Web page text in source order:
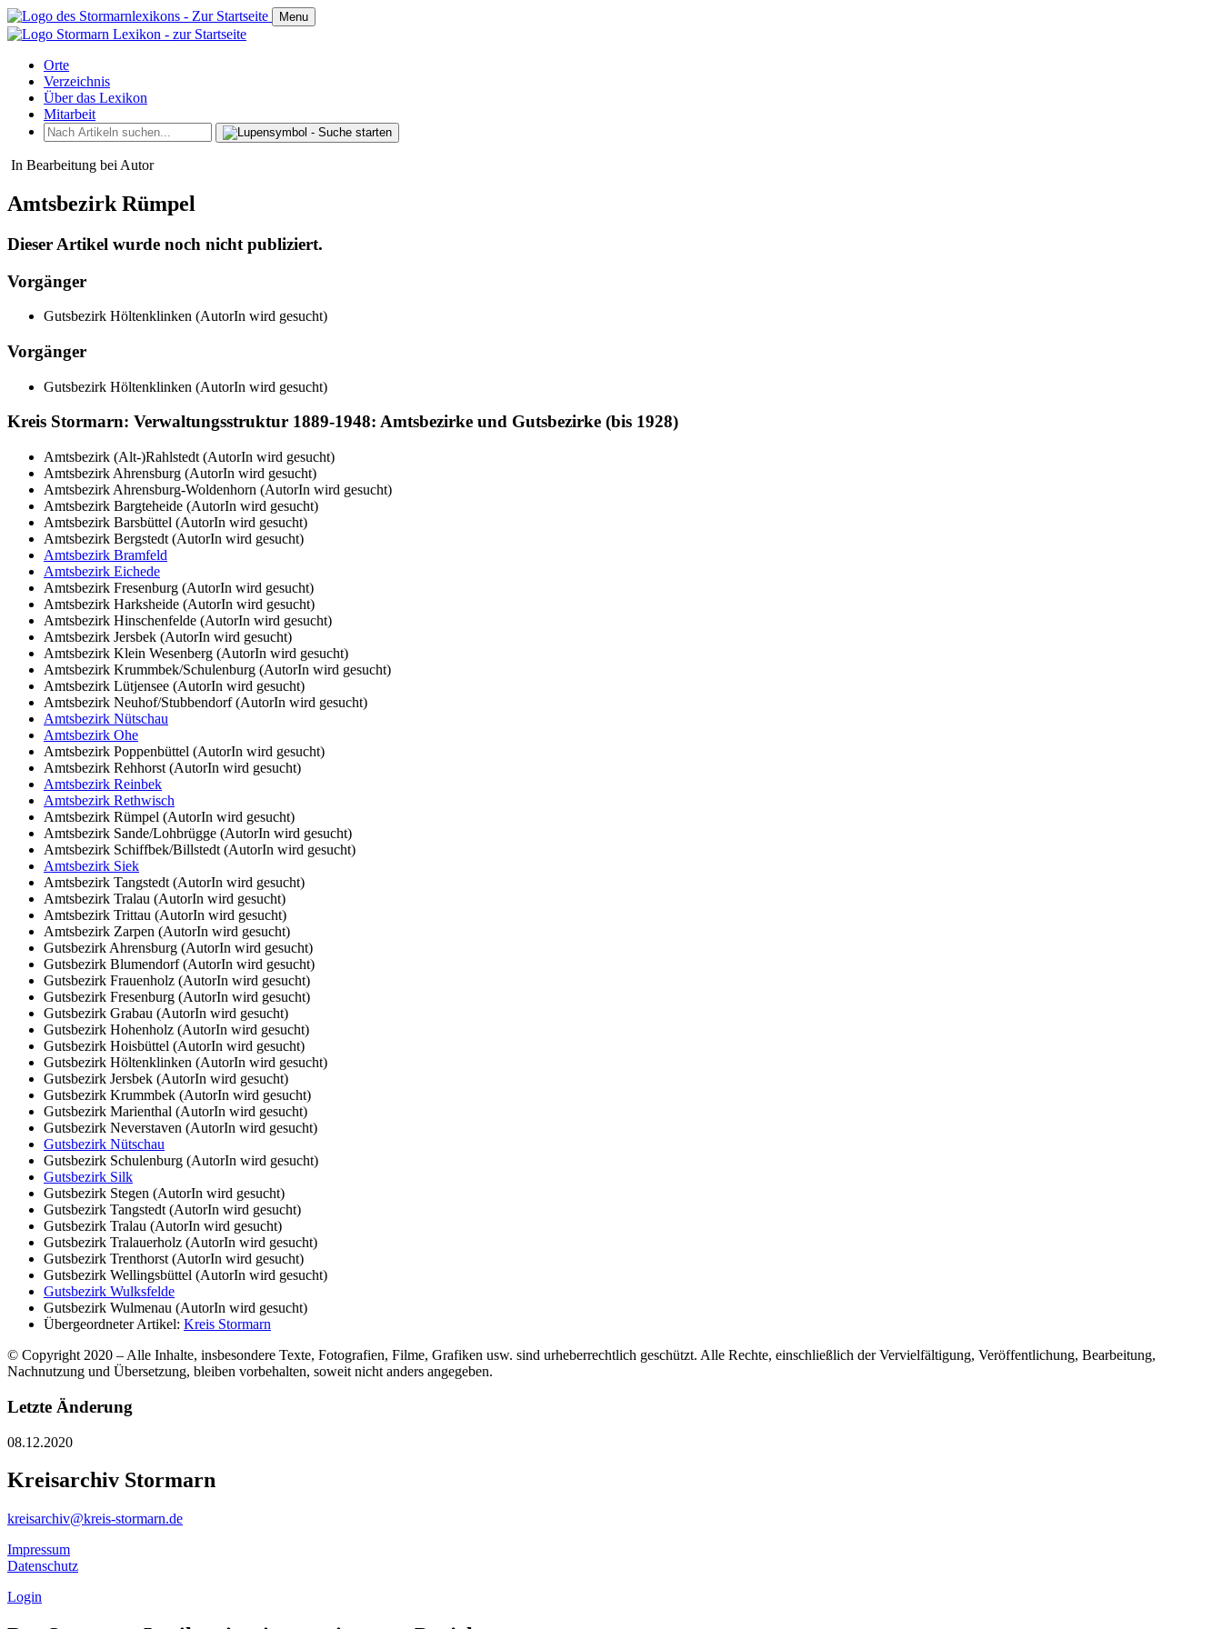
Menu
Orte
Verzeichnis
Über das Lexikon
Mitarbeit
In Bearbeitung bei Autor
Amtsbezirk Rümpel
Dieser Artikel wurde noch nicht publiziert.
Vorgänger
Gutsbezirk Höltenklinken (AutorIn wird gesucht)
Vorgänger
Gutsbezirk Höltenklinken (AutorIn wird gesucht)
Kreis Stormarn: Verwaltungsstruktur 1889-1948: Amtsbezirke und Gutsbezirke (bis 1928)
Amtsbezirk (Alt-)Rahlstedt (AutorIn wird gesucht)
Amtsbezirk Ahrensburg (AutorIn wird gesucht)
Amtsbezirk Ahrensburg-Woldenhorn (AutorIn wird gesucht)
Amtsbezirk Bargteheide (AutorIn wird gesucht)
Amtsbezirk Barsbüttel (AutorIn wird gesucht)
Amtsbezirk Bergstedt (AutorIn wird gesucht)
Amtsbezirk Bramfeld
Amtsbezirk Eichede
Amtsbezirk Fresenburg (AutorIn wird gesucht)
Amtsbezirk Harksheide (AutorIn wird gesucht)
Amtsbezirk Hinschenfelde (AutorIn wird gesucht)
Amtsbezirk Jersbek (AutorIn wird gesucht)
Amtsbezirk Klein Wesenberg (AutorIn wird gesucht)
Amtsbezirk Krummbek/Schulenburg (AutorIn wird gesucht)
Amtsbezirk Lütjensee (AutorIn wird gesucht)
Amtsbezirk Neuhof/Stubbendorf (AutorIn wird gesucht)
Amtsbezirk Nütschau
Amtsbezirk Ohe
Amtsbezirk Poppenbüttel (AutorIn wird gesucht)
Amtsbezirk Rehhorst (AutorIn wird gesucht)
Amtsbezirk Reinbek
Amtsbezirk Rethwisch
Amtsbezirk Rümpel (AutorIn wird gesucht)
Amtsbezirk Sande/Lohbrügge (AutorIn wird gesucht)
Amtsbezirk Schiffbek/Billstedt (AutorIn wird gesucht)
Amtsbezirk Siek
Amtsbezirk Tangstedt (AutorIn wird gesucht)
Amtsbezirk Tralau (AutorIn wird gesucht)
Amtsbezirk Trittau (AutorIn wird gesucht)
Amtsbezirk Zarpen (AutorIn wird gesucht)
Gutsbezirk Ahrensburg (AutorIn wird gesucht)
Gutsbezirk Blumendorf (AutorIn wird gesucht)
Gutsbezirk Frauenholz (AutorIn wird gesucht)
Gutsbezirk Fresenburg (AutorIn wird gesucht)
Gutsbezirk Grabau (AutorIn wird gesucht)
Gutsbezirk Hohenholz (AutorIn wird gesucht)
Gutsbezirk Hoisbüttel (AutorIn wird gesucht)
Gutsbezirk Höltenklinken (AutorIn wird gesucht)
Gutsbezirk Jersbek (AutorIn wird gesucht)
Gutsbezirk Krummbek (AutorIn wird gesucht)
Gutsbezirk Marienthal (AutorIn wird gesucht)
Gutsbezirk Neverstaven (AutorIn wird gesucht)
Gutsbezirk Nütschau
Gutsbezirk Schulenburg (AutorIn wird gesucht)
Gutsbezirk Silk
Gutsbezirk Stegen (AutorIn wird gesucht)
Gutsbezirk Tangstedt (AutorIn wird gesucht)
Gutsbezirk Tralau (AutorIn wird gesucht)
Gutsbezirk Tralauerholz (AutorIn wird gesucht)
Gutsbezirk Trenthorst (AutorIn wird gesucht)
Gutsbezirk Wellingsbüttel (AutorIn wird gesucht)
Gutsbezirk Wulksfelde
Gutsbezirk Wulmenau (AutorIn wird gesucht)
Übergeordneter Artikel: Kreis Stormarn
© Copyright 2020 – Alle Inhalte, insbesondere Texte, Fotografien, Filme, Grafiken usw. sind urheberrechtlich geschützt. Alle Rechte, einschließlich der Vervielfältigung, Veröffentlichung, Bearbeitung,
Nachnutzung und Übersetzung, bleiben vorbehalten, soweit nicht anders angegeben.
Letzte Änderung
08.12.2020
Kreisarchiv Stormarn
kreisarchiv@kreis-stormarn.de
Impressum
Datenschutz
Login